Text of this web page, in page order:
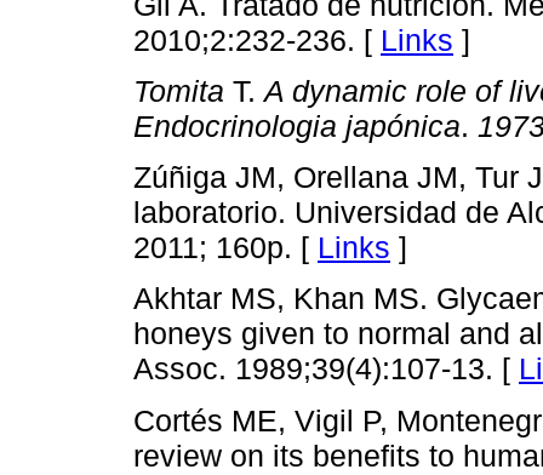
2010;2:232-236. [ Links ]
Tomita T.A dynamic role of
Endocrinologia japónica.
Zúñiga JM, Orellana JM, Tur
laboratorio. Universidad de
2011; 160p. [ Links ]
Akhtar MS, Khan MS.
honeys given to normal and
Assoc. 1989;39(4):107-13. [
Cortés ME, Vigil P,
review on its benefits to